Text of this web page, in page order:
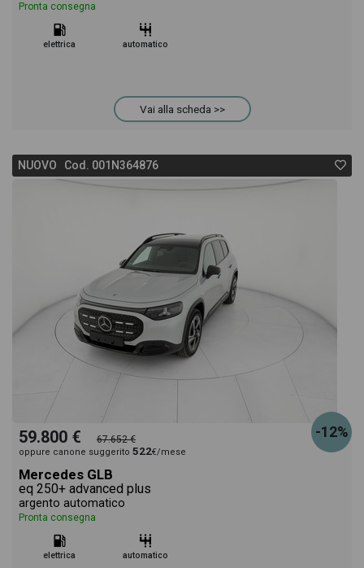
Pronta consegna
elettrica automatico
Vai alla scheda >>
NUOVO Cod. 001N364876
-12%
59.800 € 67.652 €
oppure canone suggerito 522€/mese
Mercedes GLB
eq 250+ advanced plus
argento automatico
Pronta consegna
elettrica automatico